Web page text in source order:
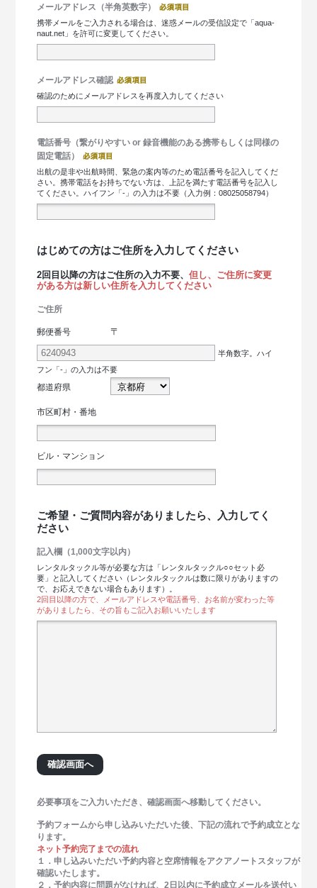
メールアドレス（半角英数字）
携帯メールをご入力される場合は、迷惑メールの受信設定で「aqua-
naut.net」を許可に変更してください。
メールアドレス確認
確認のためにメールアドレスを再度入力してください
電話番号（繋がりやすい or 録音機能のある携帯もしくは同様の
固定電話）
出航の是非や出航時間、緊急の案内等のため電話番号を記入してくだ
さい。携帯電話をお持ちでない方は、上記を満たす電話番号を記入し
てください。ハイフン「-」の入力は不要（入力例：08025058794）
はじめての方はご住所を入力してください
2回目以降の方はご住所の入力不要、但し、ご住所に変更
がある方は新しい住所を入力してください
ご住所
郵便番号 〒
半角数字。ハイ
フン「-」の入力は不要
都道府県
市区町村・番地
ビル・マンション
ご希望・ご質問内容がありましたら、入力してく
ださい
記入欄（1,000文字以内）
レンタルタックル等が必要な方は「レンタルタックル○○セット必
要」と記入してください（レンタルタックルは数に限りがありますの
で、お応えできない場合もあります）。
2回目以降の方で、メールアドレスや電話番号、お名前が変わった等
がありましたら、その旨もご記入お願いいたします
必要事項をご入力いただき、確認画面へ移動してください。
予約フォームから申し込みいただいた後、下記の流れで予約成立とな
ります。
ネット予約完了までの流れ
１．申し込みいただい予約内容と空席情報をアクアノートスタッフが
確認いたします。
２．予約内容に問題がなければ、2日以内に予約成立メールを送付い